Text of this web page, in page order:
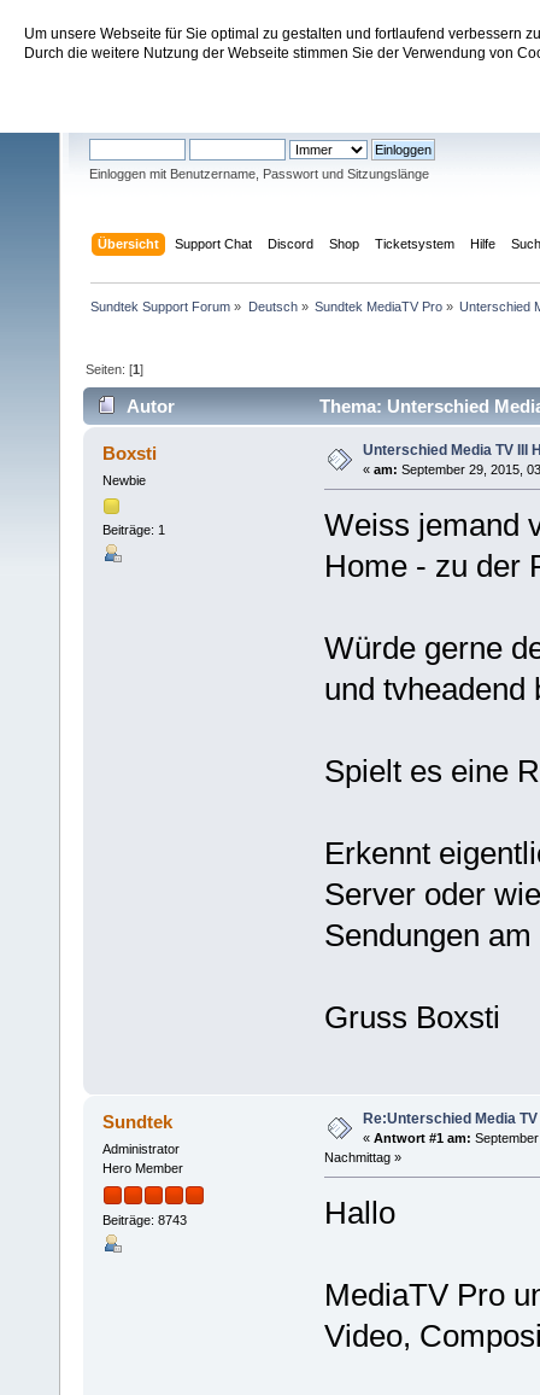
Um unsere Webseite für Sie optimal zu gestalten und fortlaufend verbessern
Durch die weitere Nutzung der Webseite stimmen Sie der Verwendung von
Sundtek Support Forum
Einloggen mit Benutzername, Passwort und Sitzungslänge
Übersicht Support Chat Discord Shop Ticketsystem Hilfe
Sundtek Support Forum » Deutsch» Sundtek MediaTV Pro» Unterschied
Seiten: [1]
Autor Thema: Unterschied
Boxsti
Newbie
Beiträge: 1
Unterschied Media TV III
« am: September 29, 2015,
Weiss jemand
Home - zu der
Würde gerne
und tvheadend
Spielt es eine
Erkennt
Server oder
Sendungen
Gruss Boxsti
Sundtek
Administrator
Hero Member
Beiträge: 8743
Re:Unterschied Media
« Antwort #1 am:
Nachmittag »
Hallo
MediaTV Pro
Video,